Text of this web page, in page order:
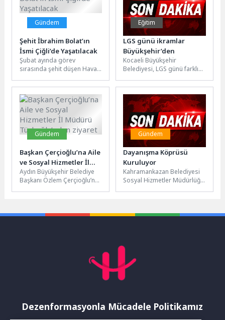
Gündem
Şehit İbrahim Bolat’ın
İsmi Çiğli’de Yaşatılacak
Şubat ayında görev
sırasında şehit düşen Hava
adı, Çiğli’de
ölümsüzleştirildi.Çiğli
Belediyesi...
Eğitim
LGS günü ikramlar
Büyükşehir’den
Kocaeli Büyükşehir
Belediyesi, LGS günü farklı
noktalarında, aylarca emek
veren öğrenci ve...
Gündem
Başkan Çerçioğlu’na Aile
ve Sosyal Hizmetler İl
Müdürü Türkoğlu’ndan
ziyaret
Aydın Büyükşehir Belediye
Başkanı Özlem Çerçioğlu’na
Gündem
Dayanışma Köprüsü
Kuruluyor
Kahramankazan Belediyesi
Sosyal Hizmetler Müdürlüğü
sürdürüyor.Hayırsever bir
Dezenformasyonla Mücadele Politikamız